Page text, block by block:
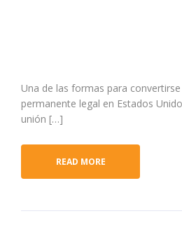
Una de las formas para
permanente legal en Estados
unión […]
READ MORE